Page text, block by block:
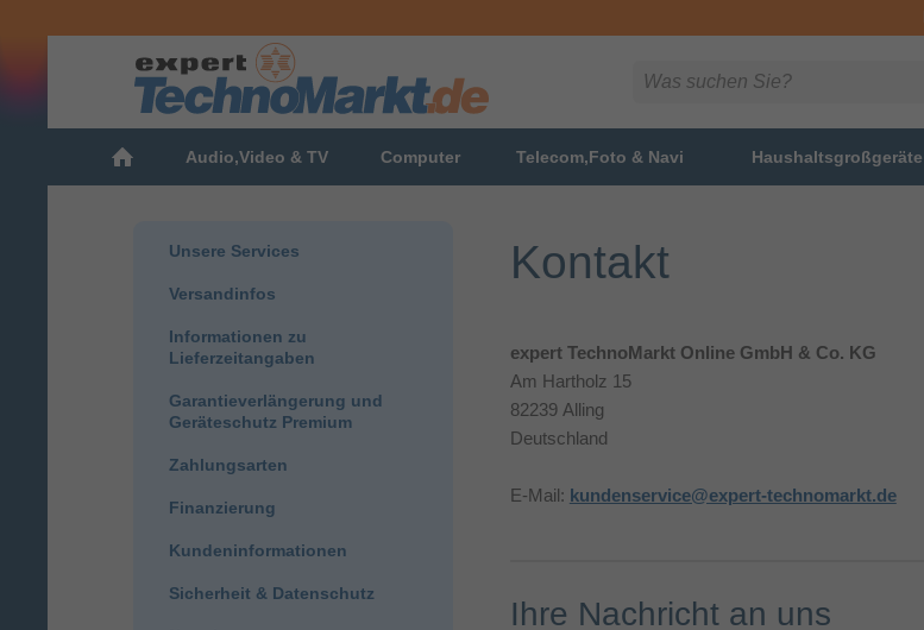
Audio,Video & TV Computer Telecom,Foto & Navi Haushaltsgroßgeräte
Unsere Services
Versandinfos
Informationen zu
Lieferzeitangaben
Garantieverlängerung und
Geräteschutz Premium
Zahlungsarten
Finanzierung
Kundeninformationen
Sicherheit & Datenschutz
Kontakt
expert TechnoMarkt Online GmbH & Co. KG
Am Hartholz 15
82239 Alling
Deutschland
E-Mail: kundenservice@expert-technomarkt.de
Ihre Nachricht an uns